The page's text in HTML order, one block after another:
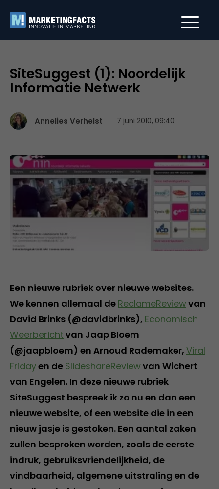
SiteSuggest (1): Noordelijk
Informatie Netwerk
Annelies Verhelst 7 juni 2010, 09:40
Een nieuwe rubriek over nieuwe websites.
We kennen allemaal de ReclameReviewvan
David Brinks (@davidbrinks), Economisch
Weerbericht van Jaap Bloem
(@jaapbloem) en Arnoud Rademaker, Viral
Fridayen de SlideshareReviewvan Wichert
van Engelen. In deze nieuwe rubriek
SiteSuggest bespreek ik zo nu en dan een
nieuwe website, of een website die in een
nieuw jasje is gestoken. Een aantal zaken
zullen besproken worden, zoals de eerste
indruk, gebruiksvriendelijkheid, de
vindbaarheid, algemene uitstraling en de